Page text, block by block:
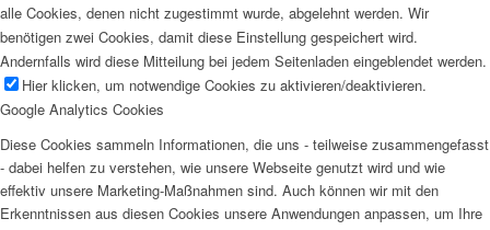
alle Cookies, denen nicht zugestimmt wurde, abgelehnt werden. Wir
benötigen zwei Cookies, damit diese Einstellung gespeichert wird.
Andernfalls wird diese Mitteilung bei jedem Seitenladen eingeblendet werden.
Hier klicken, um notwendige Cookies zu aktivieren/deaktivieren.
Google Analytics Cookies
Diese Cookies sammeln Informationen, die uns - teilweise zusammengefasst
- dabei helfen zu verstehen, wie unsere Webseite genutzt wird und wie
effektiv unsere Marketing-Maßnahmen sind. Auch können wir mit den
Erkenntnissen aus diesen Cookies unsere Anwendungen anpassen, um Ihre